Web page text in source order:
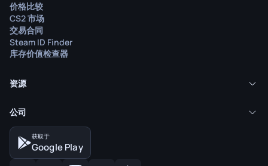
价格比较
CS2 市场
交易合同
Steam ID Finder
库存价值检查器
资源
公司
获取于
Google Play